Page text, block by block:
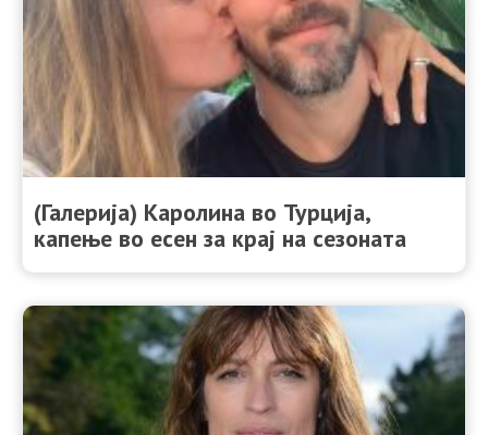
(Галерија) Каролина во Турција,
капење во есен за крај на сезоната